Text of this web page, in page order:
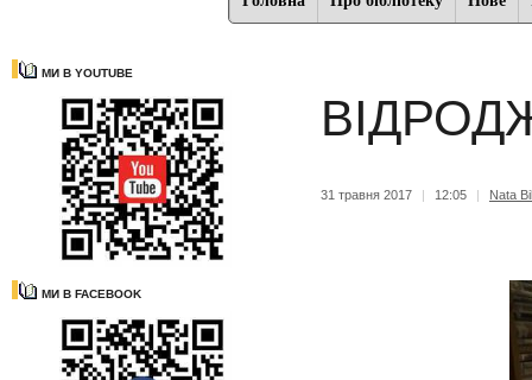
МИ В YOUTUBE
МИ В FACEBOOK
31 травня 2017 | 12:05 | Nata